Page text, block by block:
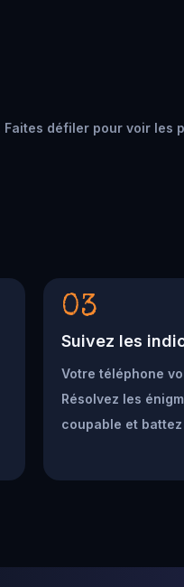
défiler pour voir les
03
Suivez les
Votre téléphone
Résolvez les
coupable et